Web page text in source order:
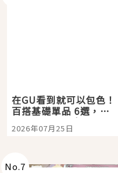
在GU看到就可以包色！
百搭基礎單品 6選，閉
眼全收也不心疼
2026年07月25日
No.7